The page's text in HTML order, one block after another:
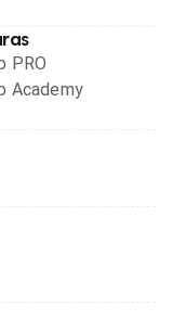
PRO
Academy